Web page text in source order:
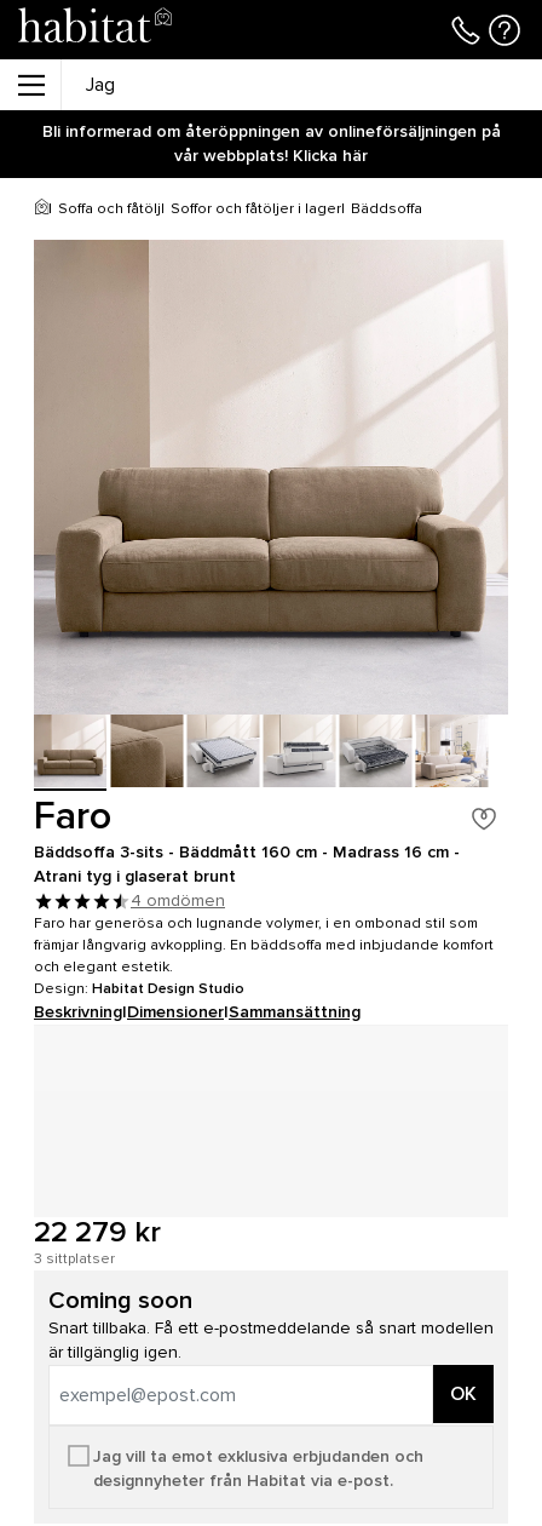
Bli informerad om återöppningen av onlineförsäljningen på
vår webbplats! Klicka här
Soffa och fåtölj Soffor och fåtöljer i lager Bäddsoffa
Faro
Bäddsoffa 3-sits - Bäddmått 160 cm - Madrass 16 cm -
Atrani tyg i glaserat brunt
4 omdömen
Faro har generösa och lugnande volymer, i en ombonad stil som
främjar långvarig avkoppling. En bäddsoffa med inbjudande komfort
och elegant estetik.
Design: Habitat Design Studio
Beskrivning|Dimensioner|Sammansättning
22 279 kr
3 sittplatser
Coming soon
Snart tillbaka. Få ett e-postmeddelande så snart modellen
är tillgänglig igen.
OK
Jag vill ta emot exklusiva erbjudanden och
designnyheter från Habitat via e-post.